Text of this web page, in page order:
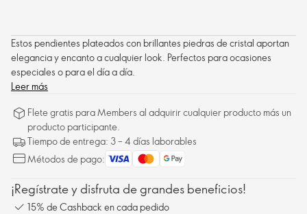
Estos pendientes plateados con brillantes piedras de cristal aportan
elegancia y encanto a cualquier look. Perfectos para ocasiones
especiales o para el día a día.
Leer más
Flete gratis para Members al adquirir cualquier producto más un
producto participante.
Tiempo de entrega: 3 – 4 días laborables
Métodos de pago:
¡Regístrate y disfruta de grandes beneficios!
15% de Cashback en cada pedido